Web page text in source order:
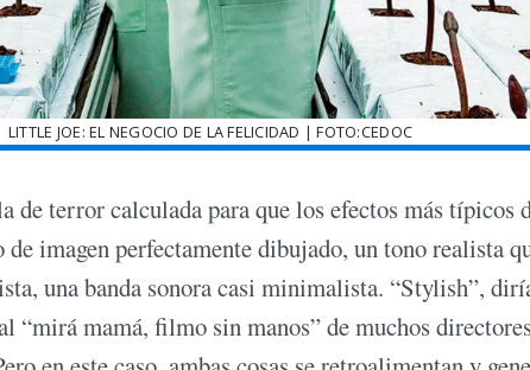
LITTLE JOE: EL NEGOCIO DE LA FELICIDAD | FOTO:CEDOC
terror calculada para que los efectos más típicos
de imagen perfectamente dibujado, un tono realista
una banda sonora casi minimalista. “Stylish”,
“mirá mamá, filmo sin manos” de muchos